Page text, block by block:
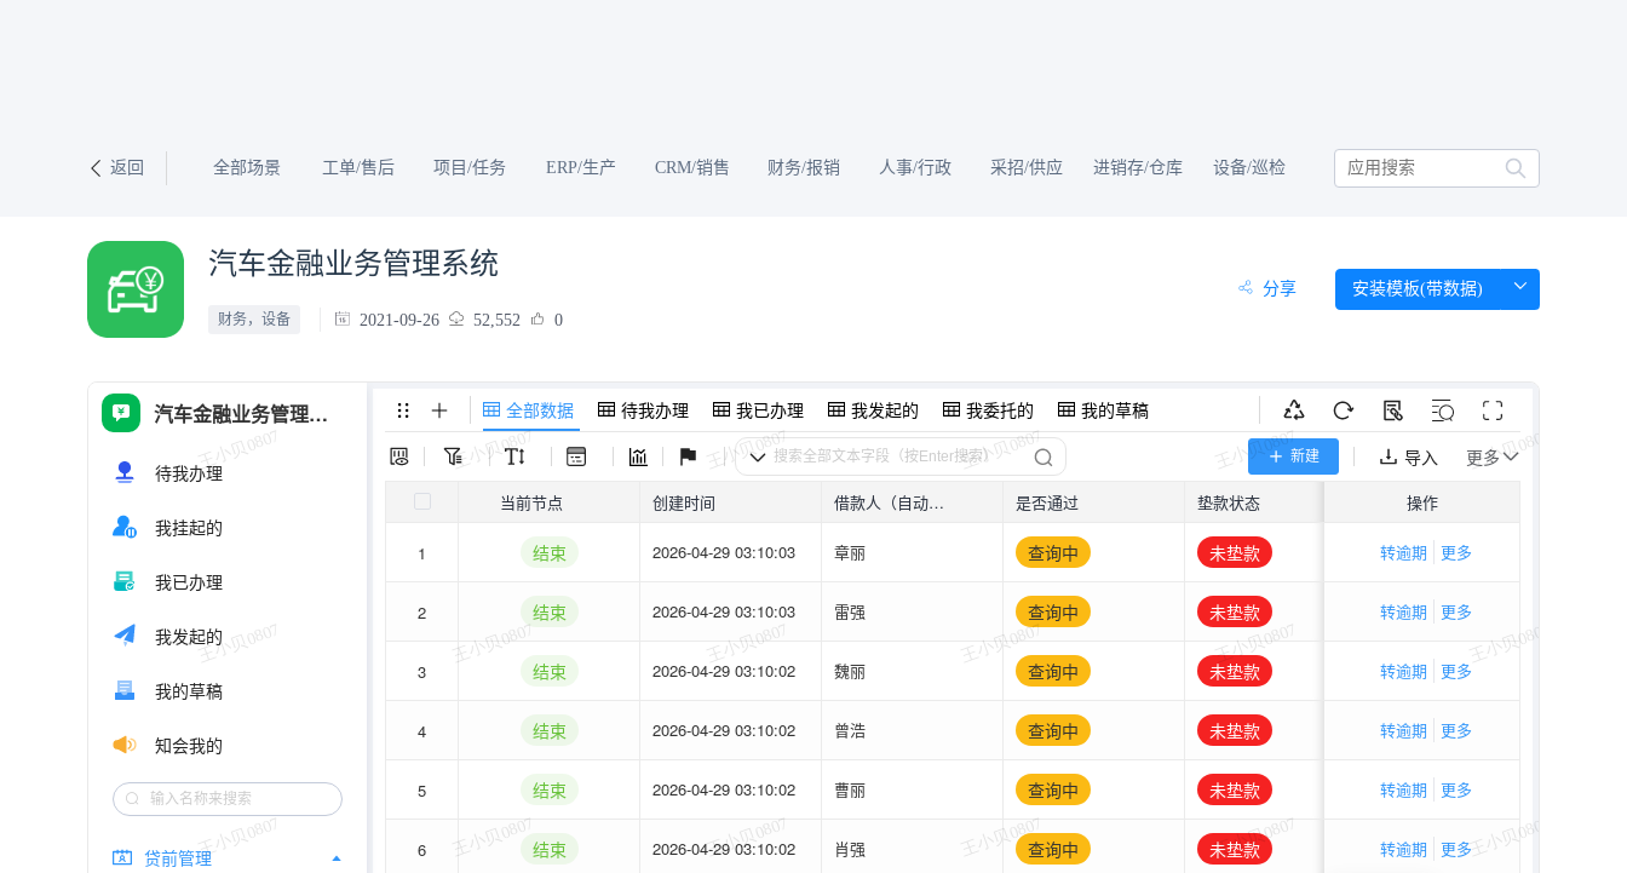
返回 全部场景 工单/售后 项目/任务 ERP/生产 CRM/销售 财务/报销 人事/行政 采招/供应 进销存/仓库 设备/巡检
汽车金融业务管理系统
财务，设备 2021-09-26 52,552 0
分享 安装模板(带数据)